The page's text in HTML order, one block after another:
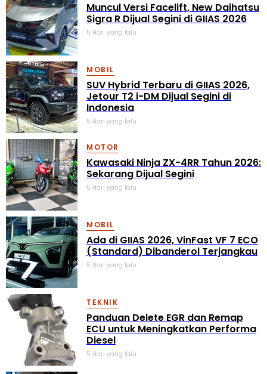
Muncul Versi Facelift, New Daihatsu
Sigra R Dijual Segini di GIIAS 2026
5 Hari yang lalu
MOBIL
SUV Hybrid Terbaru di GIIAS 2026,
Jetour T2 i-DM Dijual Segini di
Indonesia
5 Hari yang lalu
MOTOR
Kawasaki Ninja ZX-4RR Tahun 2026:
Sekarang Dijual Segini
5 Hari yang lalu
MOBIL
Ada di GIIAS 2026, VinFast VF 7 ECO
(Standard) Dibanderol Terjangkau
5 Hari yang lalu
TEKNIK
Panduan Delete EGR dan Remap
ECU untuk Meningkatkan Performa
Diesel
5 Hari yang lalu